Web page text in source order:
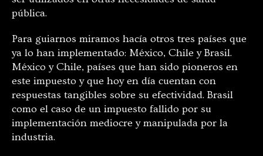
pública.
Para guiarnos miramos hacía otros tres países que
ya lo han implementado: México, Chile y Brasil.
México y Chile, países que han sido pioneros en
este impuesto y que hoy en día cuentan con
respuestas tangibles sobre su efectividad. Brasil
como el caso de un impuesto fallido por su
implementación mediocre y manipulada por la
industria.